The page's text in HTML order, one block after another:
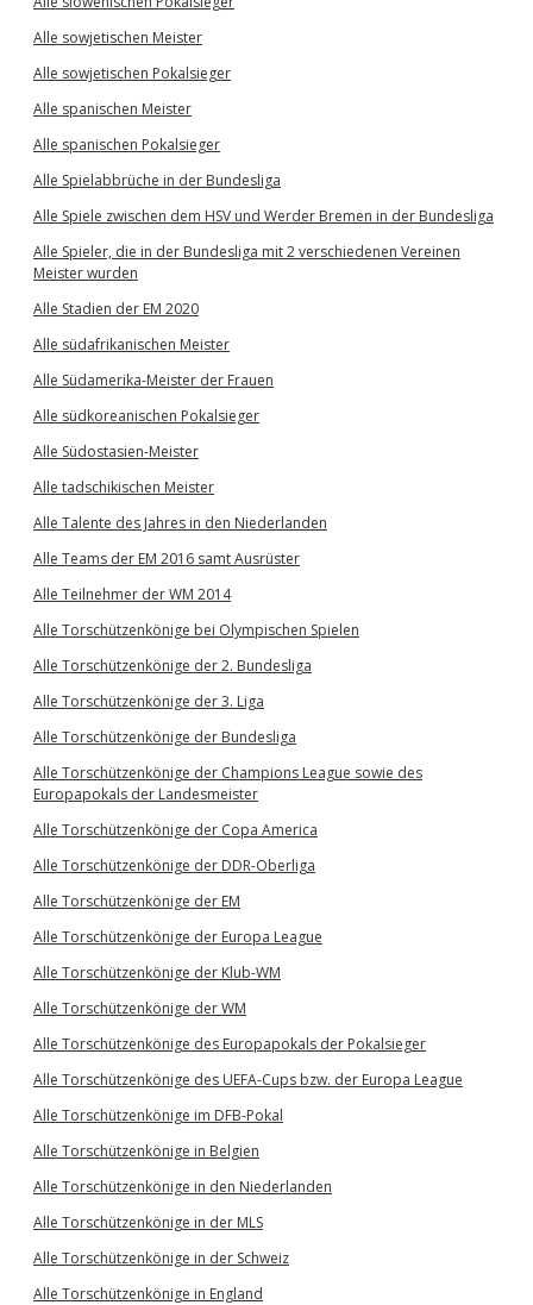
Alle sowjetischen Meister
Alle sowjetischen Pokalsieger
Alle spanischen Meister
Alle spanischen Pokalsieger
Alle Spielabbrüche in der Bundesliga
Alle Spiele zwischen dem HSV und Werder Bremen in der Bundesliga
Alle Spieler, die in der Bundesliga mit 2 verschiedenen Vereinen
Meister wurden
Alle Stadien der EM 2020
Alle südafrikanischen Meister
Alle Südamerika-Meister der Frauen
Alle südkoreanischen Pokalsieger
Alle Südostasien-Meister
Alle tadschikischen Meister
Alle Talente des Jahres in den Niederlanden
Alle Teams der EM 2016 samt Ausrüster
Alle Teilnehmer der WM 2014
Alle Torschützenkönige bei Olympischen Spielen
Alle Torschützenkönige der 2. Bundesliga
Alle Torschützenkönige der 3. Liga
Alle Torschützenkönige der Bundesliga
Alle Torschützenkönige der Champions League sowie des
Europapokals der Landesmeister
Alle Torschützenkönige der Copa America
Alle Torschützenkönige der DDR-Oberliga
Alle Torschützenkönige der EM
Alle Torschützenkönige der Europa League
Alle Torschützenkönige der Klub-WM
Alle Torschützenkönige der WM
Alle Torschützenkönige des Europapokals der Pokalsieger
Alle Torschützenkönige des UEFA-Cups bzw. der Europa League
Alle Torschützenkönige im DFB-Pokal
Alle Torschützenkönige in Belgien
Alle Torschützenkönige in den Niederlanden
Alle Torschützenkönige in der MLS
Alle Torschützenkönige in der Schweiz
Alle Torschützenkönige in England